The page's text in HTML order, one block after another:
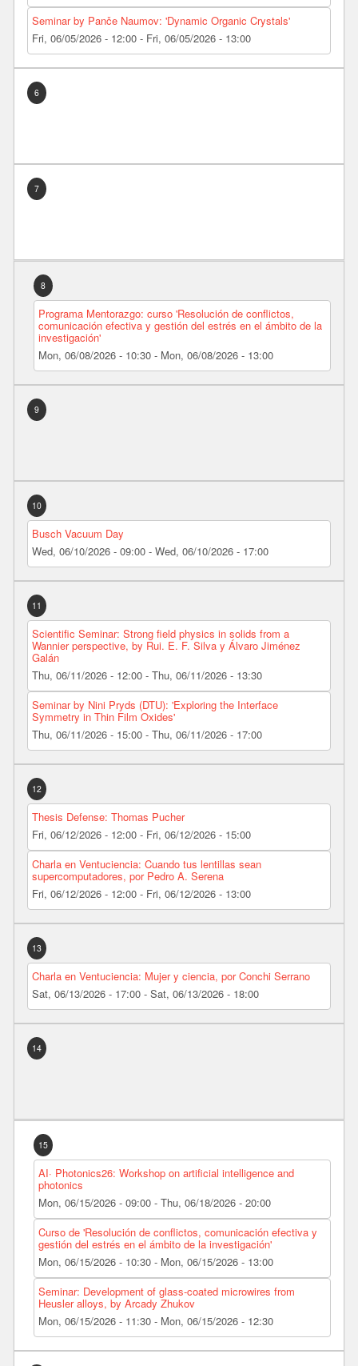
Seminar by Panče Naumov: 'Dynamic Organic Crystals'
Fri, 06/05/2026 - 12:00 - Fri, 06/05/2026 - 13:00
6
7
8
Programa Mentorazgo: curso 'Resolución de conflictos,
comunicación efectiva y gestión del estrés en el ámbito de la
investigación'
Mon, 06/08/2026 - 10:30 - Mon, 06/08/2026 - 13:00
9
10
Busch Vacuum Day
Wed, 06/10/2026 - 09:00 - Wed, 06/10/2026 - 17:00
11
Scientific Seminar: Strong field physics in solids from a
Wannier perspective, by Rui. E. F. Silva y Álvaro Jiménez
Galán
Thu, 06/11/2026 - 12:00 - Thu, 06/11/2026 - 13:30
Seminar by Nini Pryds (DTU): 'Exploring the Interface
Symmetry in Thin Film Oxides'
Thu, 06/11/2026 - 15:00 - Thu, 06/11/2026 - 17:00
12
Thesis Defense: Thomas Pucher
Fri, 06/12/2026 - 12:00 - Fri, 06/12/2026 - 15:00
Charla en Ventuciencia: Cuando tus lentillas sean
supercomputadores, por Pedro A. Serena
Fri, 06/12/2026 - 12:00 - Fri, 06/12/2026 - 13:00
13
Charla en Ventuciencia: Mujer y ciencia, por Conchi Serrano
Sat, 06/13/2026 - 17:00 - Sat, 06/13/2026 - 18:00
14
15
AI· Photonics26: Workshop on artificial intelligence and
photonics
Mon, 06/15/2026 - 09:00 - Thu, 06/18/2026 - 20:00
Curso de 'Resolución de conflictos, comunicación efectiva y
gestión del estrés en el ámbito de la investigación'
Mon, 06/15/2026 - 10:30 - Mon, 06/15/2026 - 13:00
Seminar: Development of glass-coated microwires from
Heusler alloys, by Arcady Zhukov
Mon, 06/15/2026 - 11:30 - Mon, 06/15/2026 - 12:30